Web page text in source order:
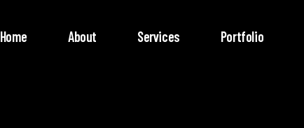
Home About Services Portfolio